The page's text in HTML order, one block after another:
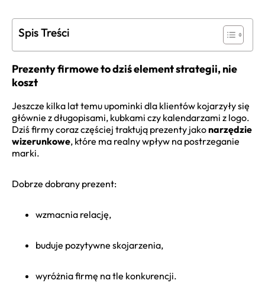
Spis Treści
Prezenty firmowe to dziś element strategii, nie
koszt
Jeszcze kilka lat temu upominki dla klientów kojarzyły się
głównie z długopisami, kubkami czy kalendarzami z logo.
Dziś firmy coraz częściej traktują prezenty jakonarzędzie
wizerunkowe, które ma realny wpływ na postrzeganie
marki.
Dobrze dobrany prezent:
wzmacnia relację,
buduje pozytywne skojarzenia,
wyróżnia firmę na tle konkurencji.